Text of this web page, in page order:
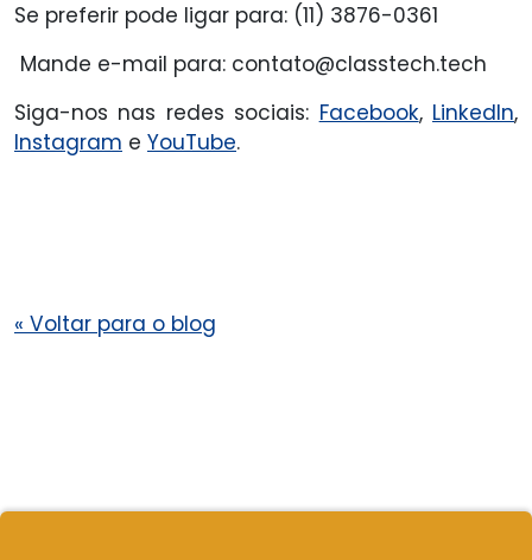
Se preferir pode ligar para: (11) 3876-0361
Mande e-mail para: contato@classtech.tech
Siga-nos nas redes sociais: Facebook, LinkedIn,
Instagram e YouTube.
« Voltar para o blog